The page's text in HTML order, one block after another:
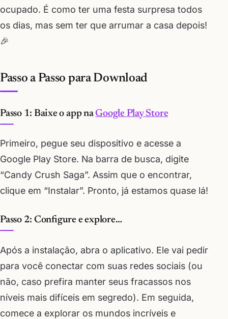
ocupado. É como ter uma festa surpresa todos
os dias, mas sem ter que arrumar a casa depois!
🎉
Passo a Passo para Download
Passo 1: Baixe o app naGoogle Play Store
Primeiro, pegue seu dispositivo e acesse a
Google Play Store. Na barra de busca, digite
“Candy Crush Saga”. Assim que o encontrar,
clique em “Instalar”. Pronto, já estamos quase lá!
Passo 2: Configure e explore…
Após a instalação, abra o aplicativo. Ele vai pedir
para você conectar com suas redes sociais (ou
não, caso prefira manter seus fracassos nos
níveis mais difíceis em segredo). Em seguida,
comece a explorar os mundos incríveis e